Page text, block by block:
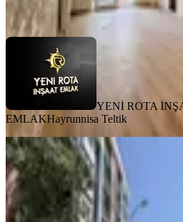
Ara
YENİ ROTA
EMLAKHayrunnisa Teltik
MANZARALI
Yeni Rota'dan
Mahallesinde
Dulkadiroğlu,